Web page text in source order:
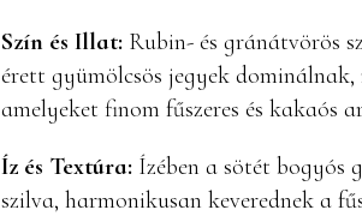
Szín és Illat: Rubin- és gránátvörös
érett gyümölcsös jegyek
amelyeket finom fűszeres és kakaós
Íz és Textúra: Ízében a sötét bogyós
szilva, harmonikusan keverednek a